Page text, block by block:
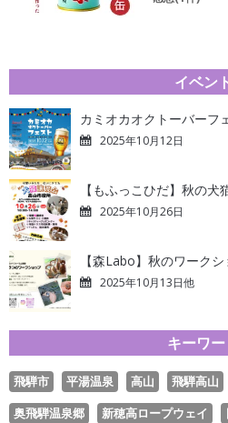
イベン
カミオカオクトーバーフ
2025年10月12日
【もふっこひだ】秋の犬
2025年10月26日
【森Labo】秋のワーク
2025年10月13日他
キーワ
飛騨市 平湯温泉 高山 飛騨高山
奥飛騨温泉郷
新穂高ロープウェイ